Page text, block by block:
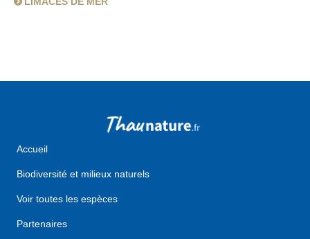
Accueil
Biodiversité et milieux naturels
Voir toutes les espèces
Partenaires